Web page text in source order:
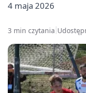
4 maja 2026
3 min czytania